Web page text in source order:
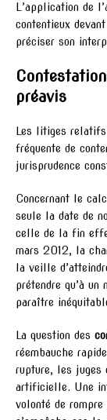
L’application de
contentieux
préciser son
préavis
Les litiges relatifs
fréquente de
jurisprudence
Concernant le
seule la date de
celle de la fin
mars 2012, la
la veille
prétendre qu’à
paraître
La question des
réembauche
rupture, les juges
artificielle. Une
volonté de